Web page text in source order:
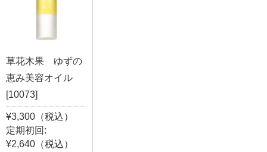
草花木果 ゆずの
恵み美容オイル
[10073]
¥3,300（税込）
定期初回:
¥2,640（税込）